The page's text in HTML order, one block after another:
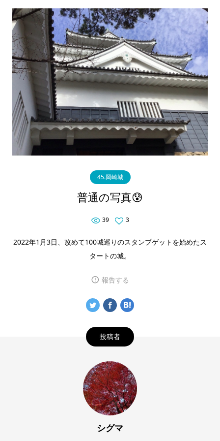
45.岡崎城
普通の写真😰
39 3
2022年1月3日、改めて100城巡りのスタンプゲットを始めたス
タートの城。
報告する
投稿者
シグマ